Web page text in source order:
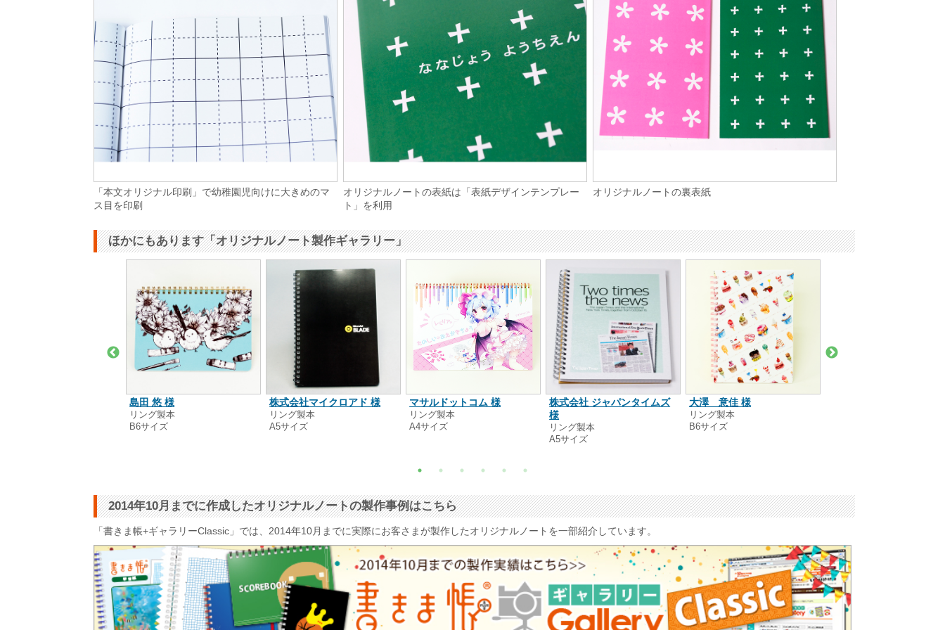
「本文オリジナル印刷」で幼稚園児向けに大きめのマ
ス目を印刷
オリジナルノートの表紙は「表紙デザインテンプレー
ト」を利用
オリジナルノートの裏表紙
ほかにもあります「オリジナルノート製作ギャラリー」
島田 悠 様
リング製本
B6サイズ
株式会社マイクロアド 様
リング製本
A5サイズ
マサルドットコム 様
リング製本
A4サイズ
株式会社 ジャパンタイムズ
様
リング製本
A5サイズ
大澤 意佳 様
リング製本
B6サイズ
2014年10月までに作成したオリジナルノートの製作事例はこちら
「書きま帳+ギャラリーClassic」では、2014年10月までに実際にお客さまが製作したオリジナルノートを一部紹介しています。